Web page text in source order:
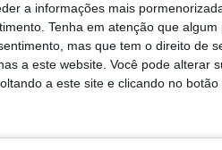
a informações mais
Tenha em atenção que
mas que tem o direito de
a este website. Você pode alterar
a este site e clicando no
fazer o trabalho de
de “hidrogénio
a incerteza e abuso na sua